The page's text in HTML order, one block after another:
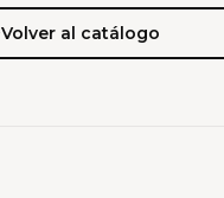
Volver al catálogo